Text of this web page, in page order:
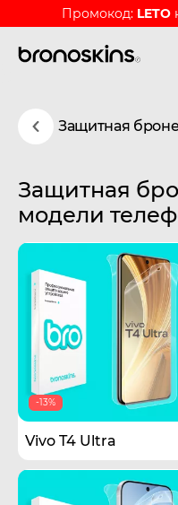
Промокод: LETO
Защитная
модели
-13%
Vivo T4 Ultra